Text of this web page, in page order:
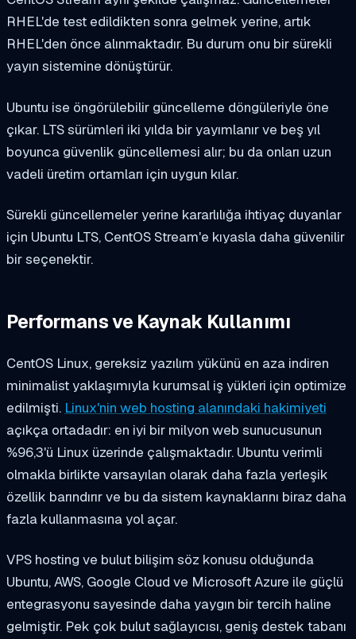
RHEL'de test edildikten sonra gelmek yerine, artık
RHEL'den önce alınmaktadır. Bu durum onu bir sürekli
yayın sistemine dönüştürür.
Ubuntu ise öngörülebilir güncelleme döngüleriyle öne
çıkar. LTS sürümleri iki yılda bir yayımlanır ve beş yıl
boyunca güvenlik güncellemesi alır; bu da onları uzun
vadeli üretim ortamları için uygun kılar.
Sürekli güncellemeler yerine kararlılığa ihtiyaç duyanlar
için Ubuntu LTS, CentOS Stream'e kıyasla daha güvenilir
bir seçenektir.
Performans ve Kaynak Kullanımı
CentOS Linux, gereksiz yazılım yükünü en aza indiren
minimalist yaklaşımıyla kurumsal iş yükleri için optimize
edilmişti. Linux'nin web hosting alanındaki hakimiyeti
açıkça ortadadır: en iyi bir milyon web sunucusunun
%96,3'ü Linux üzerinde çalışmaktadır. Ubuntu verimli
olmakla birlikte varsayılan olarak daha fazla yerleşik
özellik barındırır ve bu da sistem kaynaklarını biraz daha
fazla kullanmasına yol açar.
VPS hosting ve bulut bilişim söz konusu olduğunda
Ubuntu, AWS, Google Cloud ve Microsoft Azure ile güçlü
entegrasyonu sayesinde daha yaygın bir tercih haline
gelmiştir. Pek çok bulut sağlayıcısı, geniş destek tabanı